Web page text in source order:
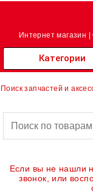
Перейти
Интернет магазин
Категории
Поиск запчастей и
Если вы не нашли
звонок, или